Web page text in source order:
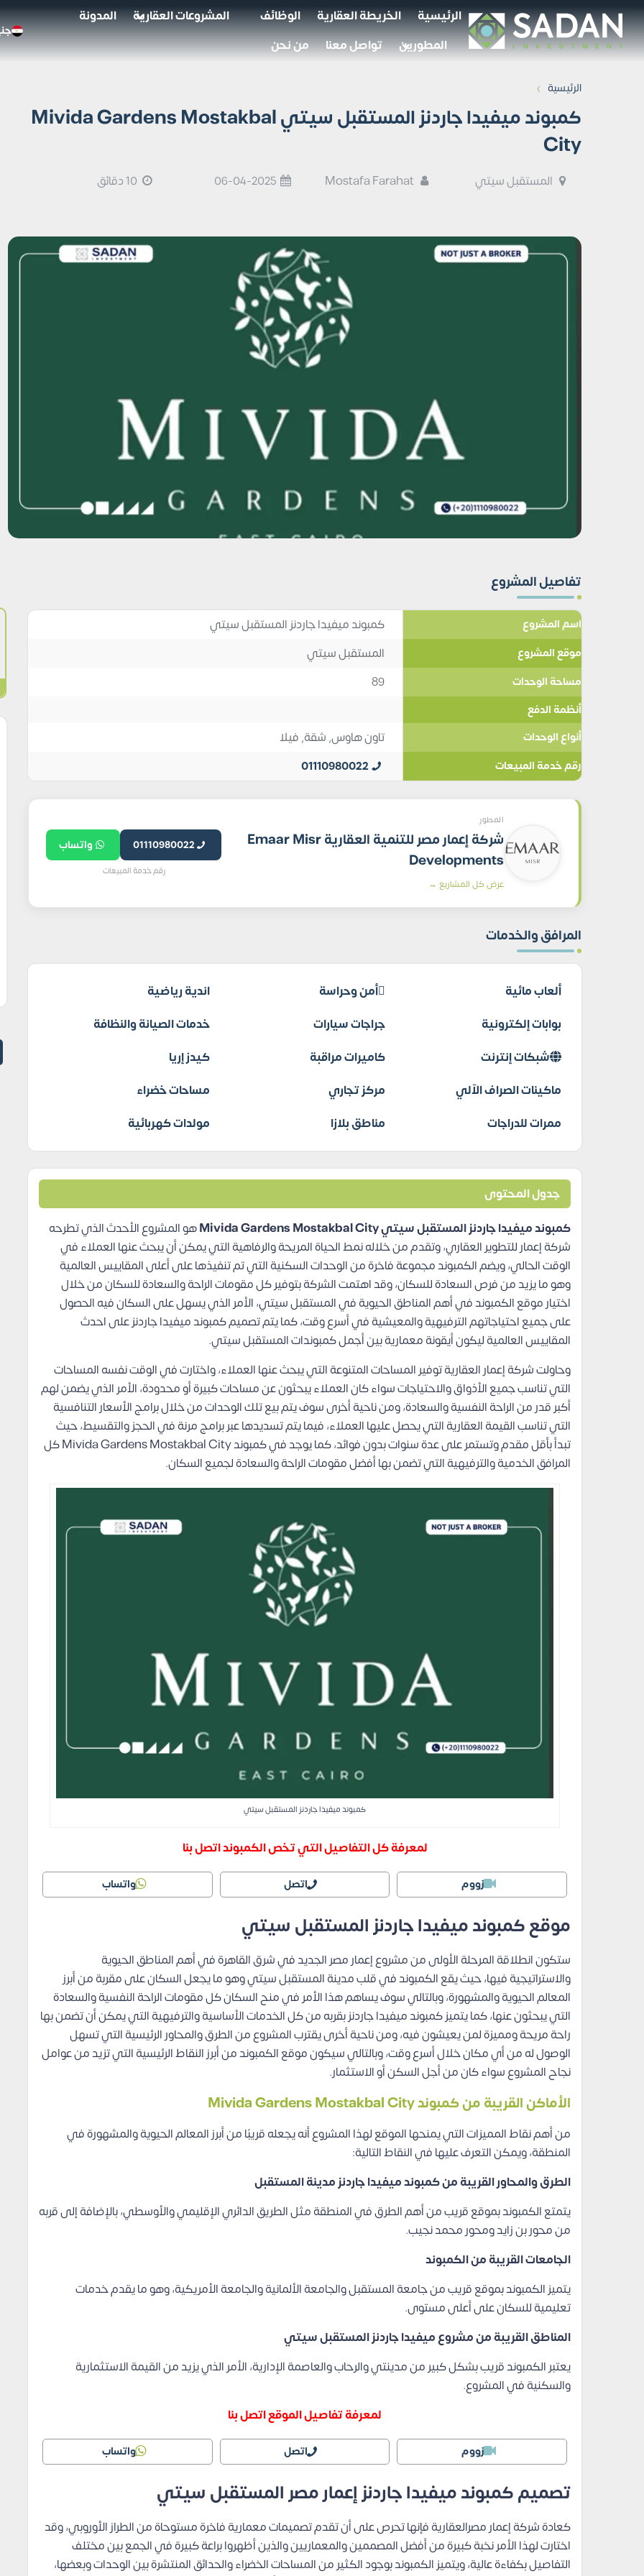
الرئيسية الخريطة العقارية الوظائف المشروعات العقارية
المدونة
المطورين
تواصل معنا من نحن
الرئيسية ›
كمبوند ميفيدا جاردنز المستقبل سيتي Mivida Gardens Mostakbal
City
المستقبل سيتي 06-04-2025
تفاصيل المشروع
اسم المشروع كمبوند ميفيدا جاردنز المستقبل سيتي
موقع المشروع المستقبل سيتي
مساحة الوحدات 89
أنظمة الدفع
أنواع الوحدات
تاون هاوس,شقة,فيلا
رقم خدمة المبيعات 01110980022
المطور
شركة إعمار مصر للتنمية العقارية Emaar Misr
Developments
عرض كل المشاريع →
01110980022 واتساب
رقم خدمة المبيعات
المرافق والخدمات
ألعاب مائية أمن وحراسة
اندية رياضية
بوابات إلكترونية
جراجات سيارات
خدمات الصيانة والنظافة
شبكات إنترنت
كاميرات مراقبة
كيدز إريا
ماكينات الصراف الآلي
مركز تجاري
مساحات خضراء
ممرات للدراجات
مناطق بلازا مولدات كهربائية
جدول المحتوى
كمبوند ميفيدا جاردنز المستقبل سيتي Mivida Gardens Mostakbal City
هو المشروع الأحدث الذي تطرحه
شركة إعمار للتطوير العقاري، وتقدم من خلاله نمط الحياة المريحة والرفاهية التي يمكن أن يبحث عنها العملاء في
الوقت الحالي، ويضم الكمبوند مجموعة فاخرة من الوحدات السكنية التي تم تنفيذها على أعلى المقاييس العالمية
وهو ما يزيد من فرص السعادة للسكان، وقد اهتمت الشركة بتوفير كل مقومات الراحة والسعادة للسكان من خلال
اختيار موقع الكمبوند في أهم المناطق الحيوية في المستقبل سيتي، الأمر الذي يسهل على السكان فيه الحصول
على جميع احتياجاتهم الترفيهية والمعيشية في أسرع وقت، كما يتم تصميم كمبوند ميفيدا جاردنز على احدث
المقاييس العالمية ليكون أيقونة معمارية بين أجمل كمبوندات المستقبل سيتي.
وحاولت شركة إعمار العقارية توفير المساحات المتنوعة التي يبحث عنها العملاء، واختارت في الوقت نفسه المساحات
التي تناسب جميع الأذواق والاحتياجات سواء كان العملاء يبحثون عن مساحات كبيرة أو محدودة، الأمر الذي يضمن لهم
أكبر قدر من الراحة النفسية والسعادة، ومن ناحية أخرى سوف يتم بيع تلك الوحدات من خلال برامج الأسعار التنافسية
التي تناسب القيمة العقارية التي يحصل عليها العملاء، فيما يتم تسديدها عبر برامج مرنة في الحجز والتقسيط، حيث
تبدأ بأقل مقدم وتستمر على عدة سنوات بدون فوائد، كما يوجد في كمبوند Mivida Gardens Mostakbal City كل
المرافق الخدمية والترفيهية التي تضمن بها أفضل مقومات الراحة والسعادة لجميع السكان.
كمبوند ميفيدا جاردنز المستقبل سيتي
لمعرفة كل التفاصيل التي تخص الكمبوند اتصل بنا
زووم اتصل واتساب
موقع كمبوند ميفيدا جاردنز المستقبل سيتي
ستكون انطلاقة المرحلة الأولى من مشروع إعمار مصر الجديد في شرق القاهرة في أهم المناطق الحيوية
والاستراتيجية فيها، حيث يقع الكمبوند في قلب مدينة المستقبل سيتي وهو ما يجعل السكان على مقربة من أبرز
المعالم الحيوية والمشهورة، وبالتالي سوف يساهم هذا الأمر في منح السكان كل مقومات الراحة النفسية والسعادة
التي يبحثون عنها، كما يتميز كمبوند ميفيدا جاردنز بقربه من كل الخدمات الأساسية والترفيهية التي يمكن أن تضمن بها
راحة مريحة ومميزة لمن يعيشون فيه، ومن ناحية أخرى يقترب المشروع من الطرق والمحاور الرئيسية التي تسهل
الوصول له من أي مكان خلال أسرع وقت، وبالتالي سيكون موقع الكمبوند من أبرز النقاط الرئيسية التي تزيد من عوامل
نجاح المشروع سواء كان من أجل السكن أو الاستثمار.
الأماكن القريبة من كمبوند Mivida Gardens Mostakbal City
من أهم نقاط المميزات التي يمنحها الموقع لهذا المشروع أنه يجعله قريبًا من أبرز المعالم الحيوية والمشهورة في
المنطقة، ويمكن التعرف عليها في النقاط التالية:
الطرق والمحاور القريبة من كمبوند ميفيدا جاردنز مدينة المستقبل
يتمتع الكمبوند بموقع قريب من أهم الطرق في المنطقة مثل الطريق الدائري الإقليمي والأوسطي، بالإضافة إلى قربه
من محور بن زايد ومحور محمد نجيب.
الجامعات القريبة من الكمبوند
يتميز الكمبوند بموقع قريب من جامعة المستقبل والجامعة الألمانية والجامعة الأمريكية، وهو ما يقدم خدمات
تعليمية للسكان على أعلى مستوى.
المناطق القريبة من مشروع ميفيدا جاردنز المستقبل سيتي
يعتبر الكمبوند قريب بشكل كبير من مدينتي والرحاب والعاصمة الإدارية، الأمر الذي يزيد من القيمة الاستثمارية
والسكنية في المشروع.
لمعرفة تفاصيل الموقع اتصل بنا
زووم اتصل واتساب
تصميم كمبوند ميفيدا جاردنز إعمار مصر المستقبل سيتي
كعادة شركة إعمار مصرالعقارية فإنها تحرص على أن تقدم تصميمات معمارية فاخرة مستوحاة من الطراز الأوروبي، وقد
اختارت لهذا الأمر نخبة كبيرة من أفضل المصممين والمعماريين والذين أظهروا براعة كبيرة في الجمع بين مختلف
التفاصيل بكفاءة عالية، ويتميز الكمبوند بوجود الكثير من المساحات الخضراء والحدائق المنتشرة بين الوحدات وبعضها،